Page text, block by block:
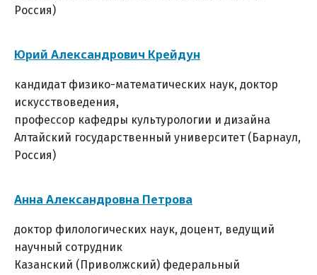
Россия)
Юрий Александрович Крейдун
кандидат физико-математических наук, доктор
искусствоведения,
профессор кафедры культурологии и дизайна
Алтайский государственный университет (Барнаул,
Россия)
Анна Александровна Петрова
доктор филологических наук, доцент, ведущий
научный сотрудник
Казанский (Приволжский) федеральный